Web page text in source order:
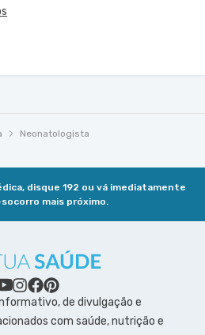
Neonatologista
disque 192 ou vá imediatamente
mais próximo.
de divulgação e
com saúde, nutrição e